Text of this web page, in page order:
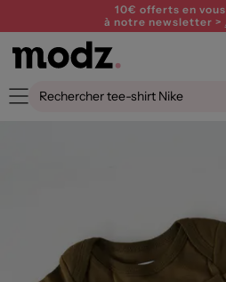
10€ offerts en
à notre newsletter >